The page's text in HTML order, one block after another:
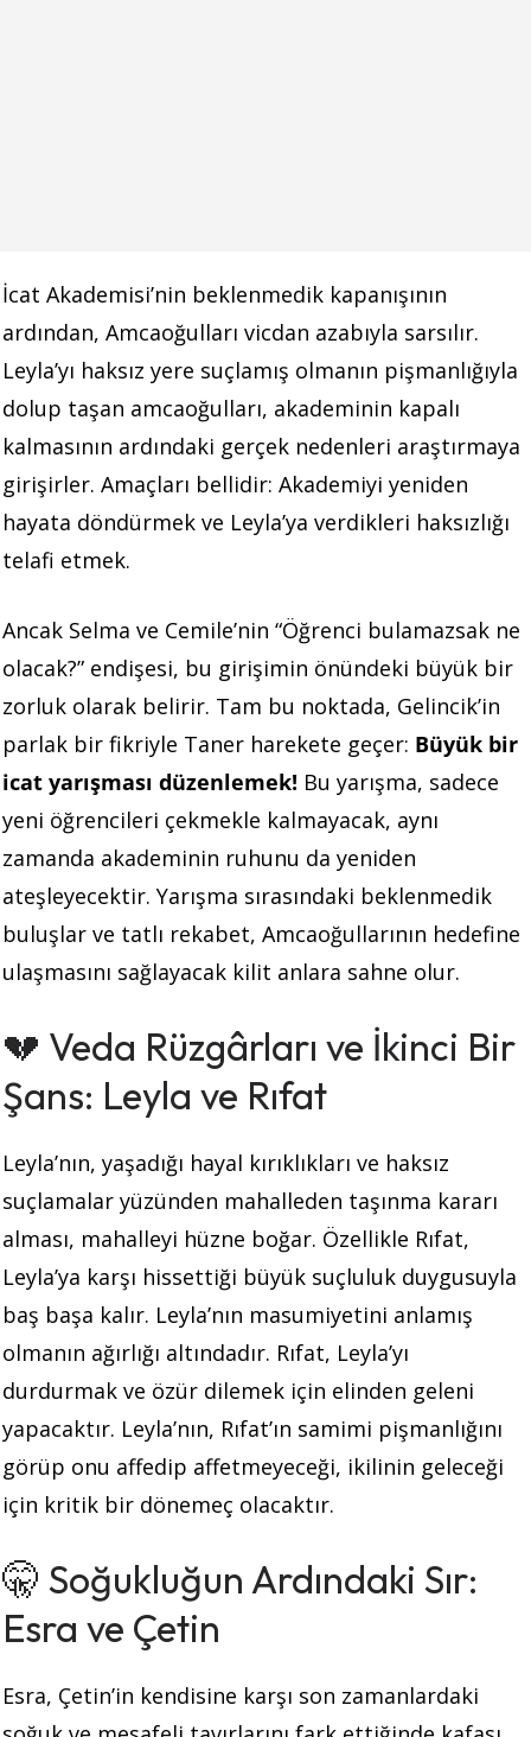
İcat Akademisi’nin beklenmedik kapanışının
ardından, Amcaoğulları vicdan azabıyla sarsılır.
Leyla’yı haksız yere suçlamış olmanın pişmanlığıyla
dolup taşan amcaoğulları, akademinin kapalı
kalmasının ardındaki gerçek nedenleri araştırmaya
girişirler. Amaçları bellidir: Akademiyi yeniden
hayata döndürmek ve Leyla’ya verdikleri haksızlığı
telafi etmek.
Ancak Selma ve Cemile’nin “Öğrenci bulamazsak ne
olacak?” endişesi, bu girişimin önündeki büyük bir
zorluk olarak belirir. Tam bu noktada, Gelincik’in
parlak bir fikriyle Taner harekete geçer: Büyük bir
icat yarışması düzenlemek! Bu yarışma, sadece
yeni öğrencileri çekmekle kalmayacak, aynı
zamanda akademinin ruhunu da yeniden
ateşleyecektir. Yarışma sırasındaki beklenmedik
buluşlar ve tatlı rekabet, Amcaoğullarının hedefine
ulaşmasını sağlayacak kilit anlara sahne olur.
💔 Veda Rüzgârları ve İkinci Bir
Şans: Leyla ve Rıfat
Leyla’nın, yaşadığı hayal kırıklıkları ve haksız
suçlamalar yüzünden mahalleden taşınma kararı
alması, mahalleyi hüzne boğar. Özellikle Rıfat,
Leyla’ya karşı hissettiği büyük suçluluk duygusuyla
baş başa kalır. Leyla’nın masumiyetini anlamış
olmanın ağırlığı altındadır. Rıfat, Leyla’yı
durdurmak ve özür dilemek için elinden geleni
yapacaktır. Leyla’nın, Rıfat’ın samimi pişmanlığını
görüp onu affedip affetmeyeceği, ikilinin geleceği
için kritik bir dönemeç olacaktır.
🤫 Soğukluğun Ardındaki Sır:
Esra ve Çetin
Esra, Çetin’in kendisine karşı son zamanlardaki